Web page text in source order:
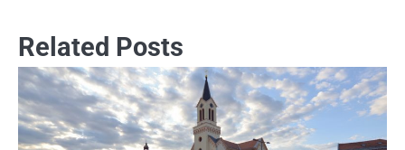
Related Posts